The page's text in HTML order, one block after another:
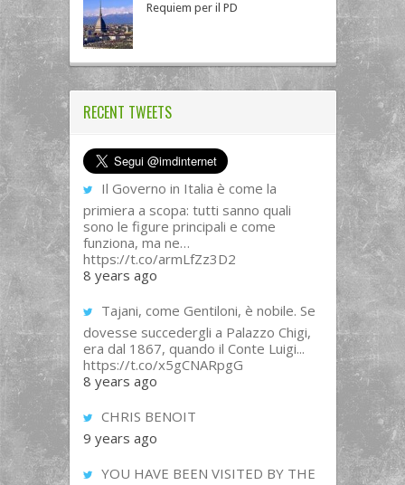
Requiem per il PD
RECENT TWEETS
Il Governo in Italia è come la
primiera a scopa: tutti sanno quali
sono le figure principali e come
funziona, ma ne…
https://t.co/armLfZz3D2
8 years ago
Tajani, come Gentiloni, è nobile. Se
dovesse succedergli a Palazzo Chigi,
era dal 1867, quando il Conte Luigi...
https://t.co/x5gCNARpgG
8 years ago
CHRIS BENOIT
9 years ago
YOU HAVE BEEN VISITED BY THE